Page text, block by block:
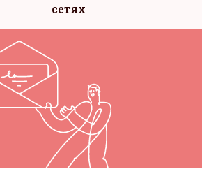
сетях